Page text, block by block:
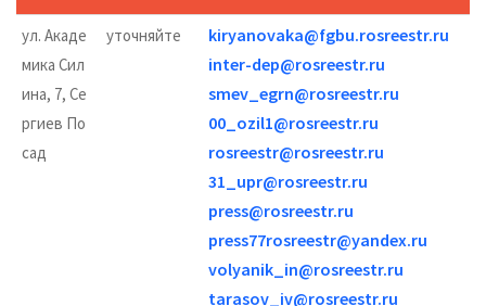
ул. Акаде
мика Сил
ина, 7, Се
ргиев По
сад
уточняйте
kiryanovaka@fgbu.rosreestr.ru
inter-dep@rosreestr.ru
smev_egrn@rosreestr.ru
00_ozil1@rosreestr.ru
rosreestr@rosreestr.ru
31_upr@rosreestr.ru
press@rosreestr.ru
press77rosreestr@yandex.ru
volyanik_in@rosreestr.ru
tarasov_iv@rosreestr.ru